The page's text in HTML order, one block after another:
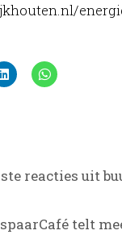
reacties uit
telt